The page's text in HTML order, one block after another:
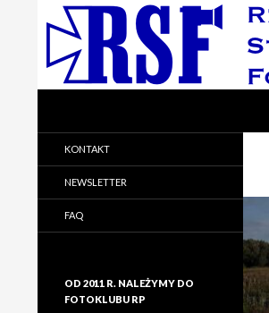
Rzeszowskie Stowarzyszenie
Fotograficzne
KONTAKT
NEWSLETTER
FAQ
OD 2011 R. NALEŻYMY DO
FOTOKLUBU RP